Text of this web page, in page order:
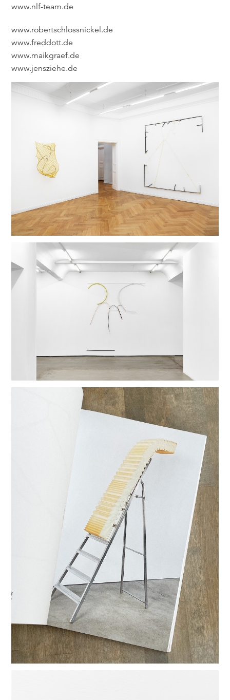
www.nlf-team.de
www.robertschlossnickel.de
www.freddott.de
www.maikgraef.de
www.jensziehe.de